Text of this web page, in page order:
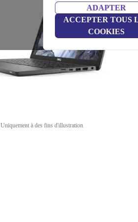
ADAPTER
ACCEPTER TOUS
COOKIES
Uniquement à des fins d'illustration